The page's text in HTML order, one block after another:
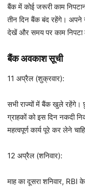
बैंक में कोई जरूरी काम
तीन दिन बैंक बंद रहेंगे। अपने
देखें और समय पर काम निपटा
बैंक अवकाश सूची
11 अप्रैल (शुक्रवार):
सभी राज्यों में बैंक खुले रहेंगे।
ग्राहकों को इस दिन नकदी
महत्वपूर्ण कार्य पूरे कर लेने
12 अप्रैल (शनिवार):
माह का दूसरा शनिवार, RBI